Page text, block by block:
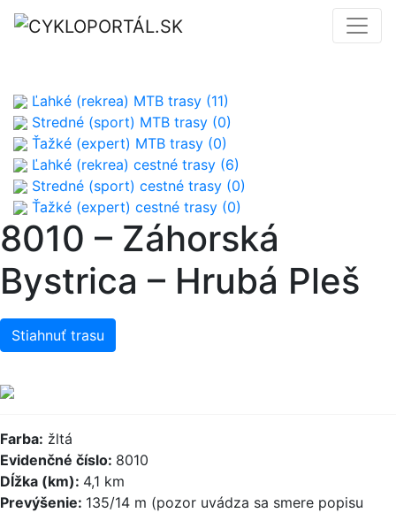
Ľahké (rekrea) MTB trasy (11)
Stredné (sport) MTB trasy (0)
Ťažké (expert) MTB trasy (0)
Ľahké (rekrea) cestné trasy (6)
Stredné (sport) cestné trasy (0)
Ťažké (expert) cestné trasy (0)
8010 – Záhorská
Bystrica – Hrubá Pleš
Stiahnuť trasu
Farba: žltá
Evidenčné číslo: 8010
Dĺžka (km): 4,1 km
Prevýšenie: 135/14 m (pozor uvádza sa smere popisu